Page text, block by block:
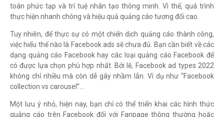
toán phức tạp và trí tuệ nhân tạo thông minh. Vì thế, quá trình
thực hiện nhanh chóng và hiệu quả quảng cáo tương đối cao.
Tuy nhiên, để thực sự có một chiến dịch quảng cáo thành công,
việc hiểu thế nào là Facebook ads sẽ chưa đủ. Bạn cần biết về các
dạng quảng cáo Facebook hay các loại quảng cáo Facebook để
có được lựa chọn phù hợp nhất. Bởi lẽ, Facebook ad types 2022
không chỉ nhiều mà còn dễ gây nhầm lẫn. Ví dụ như “Facebook
collection vs carousel”…
Một lưu ý nhỏ, hiện nay, bạn chỉ có thể triển khai các hình thức
quảng cáo trên Facebook đối với Fanpage thông thường hoặc